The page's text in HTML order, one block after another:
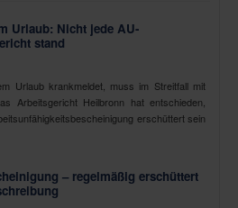
Urlaub: Nicht jede AU-
stand
Urlaub krankmeldet, muss im Streitfall mit
Arbeitsgericht Heilbronn hat entschieden,
erschüttert sein
– regelmäßig erschüttert